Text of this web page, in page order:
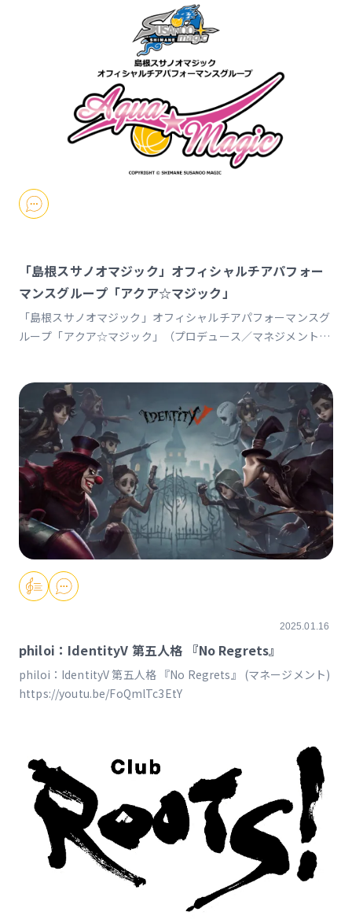
https://prtimes.jp/main/html/rd/p/
山陰中央新報デジタルhttps://www.sanin-
chuo.co.jp/articles/-/965820 スポーツマニア
https://sportsmania.jp/341496/
「島根スサノオマジック」オフィシャルチアパフォー
マンスグループ「アクア☆マジック」
「島根スサノオマジック」オフィシャルチアパフォーマンスグ
ループ「アクア☆マジック」（プロデュース／マネジメント）
2025.01.16
philoi：IdentityV 第五人格 『No Regrets』
philoi：IdentityV 第五人格 『No Regrets』 (マネージメント)
https://youtu.be/FoQmlTc3EtY